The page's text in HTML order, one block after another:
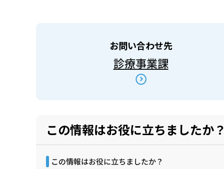
お問い合わせ先
診療事業課
この情報はお役に立ちましたか？
この情報はお役に立ちましたか？